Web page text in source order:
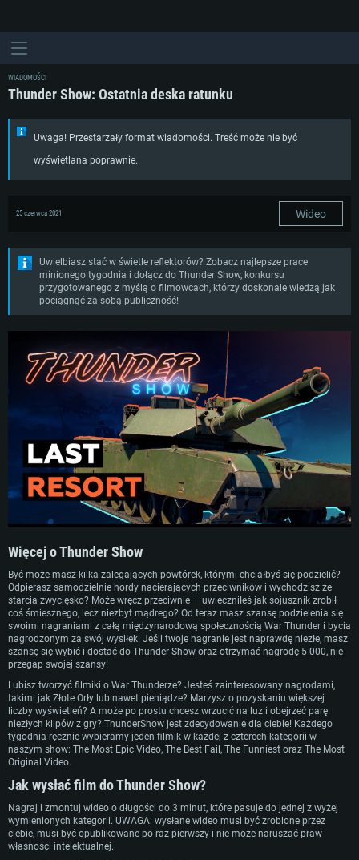
WYMAGANIA SYSTEMOWE
For PC
For MAC
For Linux
Minimalne
OS: Windows 10 (64 bit)
Procesor: Dual-Core 2.2 GHz
Pamięć: 4GB
Karta graficzna: Karta obsługująca DirectX 11: AMD Radeon 77XX / NVIDIA
GeForce GTX 660. Minimalna rozdzielczość to 720p
Połączenie sieciowe: Internet szerokopasmowy
Dysk twardy: 22.1 GB (minimalny klient)
Rekomendowane
OS: Windows 10/11 (64 bit)
Minimalne
OS: Mac OS Big Sur 11.0 lub nowszy
Procesor: Core i5, minimum 2.2GHz (Xeon nie jest wspierany)
Pamięć: 6 GB
Karta graficzna: Intel Iris Pro 5200 (Mac) lub podobna od AMD/Nvidia.
Minimalna rozdzielczość to 720p.
Połączenie sieciowe: Internet szerokopasmowy
Dysk twardy: 22.1 GB (minimalny klient)
Rekomendowane
OS: Mac OS Big Sur 11.0 lub nowszy
Minimalne
OS: Ostatnie wydania 64bit Linux
Procesor: Dual-Core 2.4 GHz
Pamięć: 4 GB
Karta graficzna: NVIDIA 660 z nowymi sterownikami (nie starsze niż 6
miesięcy) / podobna od AMD z nowymi sterownikami (nie starsze niż 6
miesięcy) (minimalna rozdzielczość to 720p) ze wsparciem Vulkan
Połączenie sieciowe: Internet szerokopasmowy
Dysk twardy: 22.1 GB (minimalny klient)
Rekomendowane
WIADOMOŚCI
Thunder Show: Ostatnia deska ratunku
Uwaga! Przestarzały format wiadomości. Treść może nie być
wyświetlana poprawnie.
25 czerwca 2021 Wideo
Uwielbiasz stać w świetle reflektorów? Zobacz najlepsze prace
minionego tygodnia i dołącz do Thunder Show, konkursu
przygotowanego z myślą o filmowcach, którzy doskonale wiedzą jak
pociągnąć za sobą publiczność!
Więcej o Thunder Show
Być może masz kilka zalegających powtórek, którymi chciałbyś się podzielić?
Odpierasz samodzielnie hordy nacierających przeciwników i wychodzisz ze
starcia zwycięsko? Może wręcz przeciwnie — uwieczniłeś jak sojusznik zrobił
coś śmiesznego, lecz niezbyt mądrego? Od teraz masz szansę podzielenia się
swoimi nagraniami z całą międzynarodową społecznością War Thunder i bycia
nagrodzonym za swój wysiłek! Jeśli twoje nagranie jest naprawdę niezłe, masz
szansę się wybić i dostać do Thunder Show oraz otrzymać nagrodę 5 000, nie
przegap swojej szansy!
Lubisz tworzyć filmiki o War Thunderze? Jesteś zainteresowany nagrodami,
takimi jak Złote Orły lub nawet pieniądze? Marzysz o pozyskaniu większej
liczby wyświetleń? A może po prostu chcesz wrzucić na luz i obejrzeć parę
niezłych klipów z gry? ThunderShow jest zdecydowanie dla ciebie! Każdego
tygodnia ręcznie wybieramy jeden filmik w każdej z czterech kategorii w
naszym show: The Most Epic Video, The Best Fail, The Funniest oraz The Most
Original Video.
Jak wysłać film do Thunder Show?
Nagraj i zmontuj wideo o długości do 3 minut, które pasuje do jednej z wyżej
wymienionych kategorii. UWAGA: wysłane wideo musi być zrobione przez
ciebie, musi być opublikowane po raz pierwszy i nie może naruszać praw
własności intelektualnej.